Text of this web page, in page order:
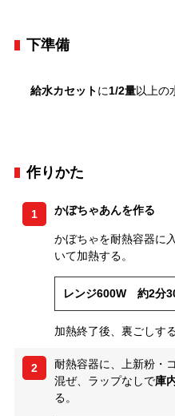
下準備
給水カセットに1/2量以上の
作りかた
1 かぼちゃあんを作る
かぼちゃを耐熱容器に
いて加熱する。
レンジ600W 約2分
加熱終了後、裏ごしする
2
耐熱容器に、上新粉・
混ぜ、ラップなしで庫
る。